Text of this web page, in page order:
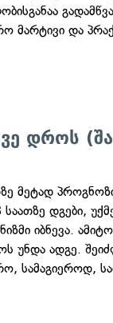
მარტივი და
დროს
მეტად
დგები,
იბნევა.
უნდა ადგე.
სამაგიეროდ,